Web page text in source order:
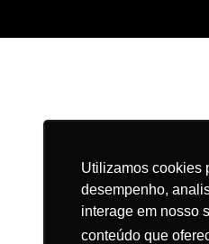
Utilizamos cookies
desempenho,
interage em nosso
conteúdo que